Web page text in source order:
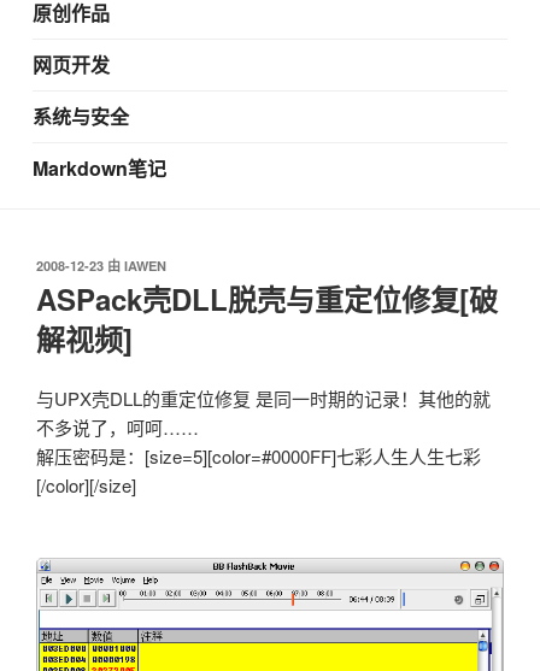
原创作品
网页开发
系统与安全
Markdown笔记
发
布
于
2008-12-23 由 IAWEN
ASPack壳DLL脱壳与重定位修复[破
解视频]
与UPX壳DLL的重定位修复 是同一时期的记录！其他的就
不多说了，呵呵……
解压密码是：[size=5][color=#0000FF]七彩人生人生七彩
[/color][/size]